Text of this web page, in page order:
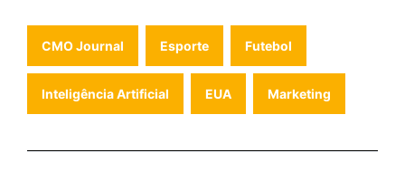
CMO Journal Esporte Futebol
Inteligência Artificial EUA Marketing